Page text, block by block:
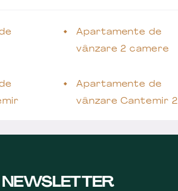
Apartamente de
vânzare 2 camere
Apartamente de
vânzare Cantemir 2